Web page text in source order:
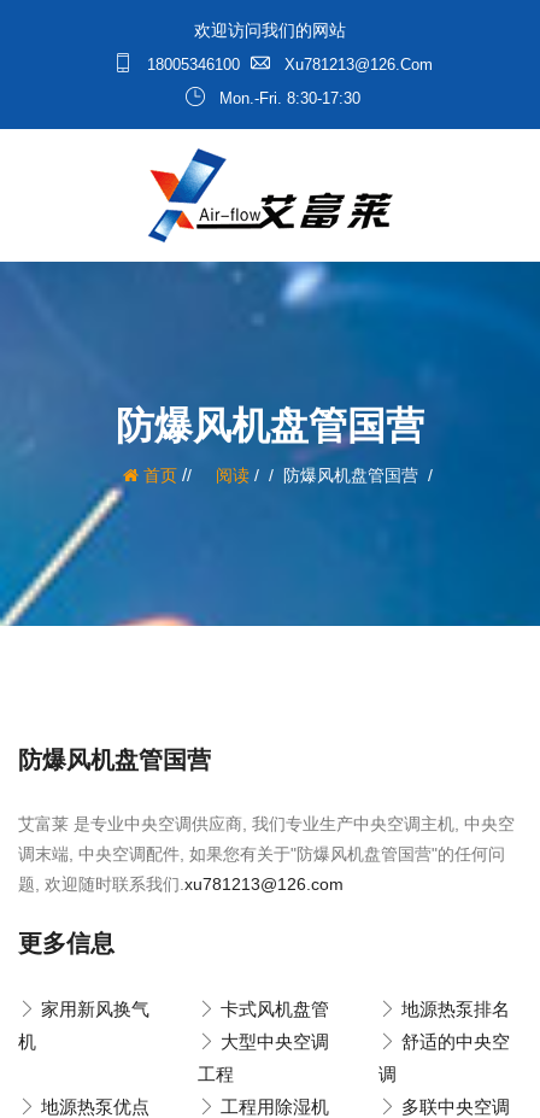
欢迎访问我们的网站
18005346100
Xu781213@126.com
Mon.-Fri. 8:30-17:30
防爆风机盘管国营
首页/ 阅读/ 防爆风机盘管国营
防爆风机盘管国营
艾富莱 是专业中央空调供应商, 我们专业生产中央空调主机, 中央空
调末端, 中央空调配件, 如果您有关于"防爆风机盘管国营"的任何问
题, 欢迎随时联系我们. xu781213@126.com
更多信息
家用新风换气
机
卡式风机盘管
地源热泵排名
大型中央空调
工程
舒适的中央空
调
地源热泵优点
工程用除湿机
多联中央空调